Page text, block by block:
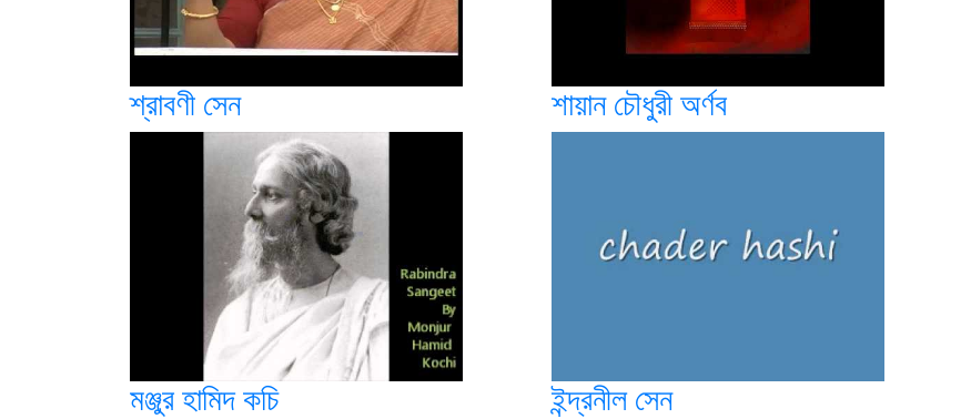
শ্রাবণী সেন শায়ান চৌধুরী অর্ণব
মঞ্জুর হামিদ কচি ইন্দ্রনীল সেন